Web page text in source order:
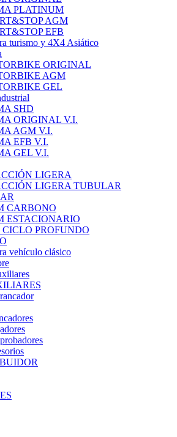
PLATINUM
AGM
EFB
turismo y 4X4 Asiático
ORIGINAL
AGM
GEL
SHD
ORIGINAL V.I.
AGM V.I.
EFB V.I.
GEL V.I.
LIGERA
LIGERA TUBULAR
CARBONO
ESTACIONARIO
CICLO PROFUNDO
vehículo clásico